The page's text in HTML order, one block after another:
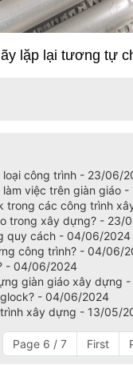
lặp lại tương tự
loại công trình - 23/06/
việc trên giàn giáo
trong các công trình
trong xây dựng? - 23/
quy cách - 04/06/2024
công trình? - 04/06/
- 04/06/2024
giàn giáo xây dựng
- 04/06/2024
xây dựng - 13/05/
Page 6 / 7 First